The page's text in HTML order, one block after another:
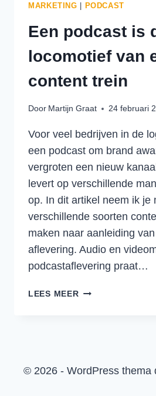
MARKETING PODCAST
Een podcast is
locomotief van
content trein
Door Martijn Graat 24 februari
Voor veel bedrijven in de
een podcast om brand
vergroten een nieuw
levert op verschillende
op. In dit artikel neem ik je
verschillende soorten
maken naar aanleiding
aflevering. Audio en
podcastaflevering praat…
LEES MEEREEN
EEN
© 2026 - WordPress thema